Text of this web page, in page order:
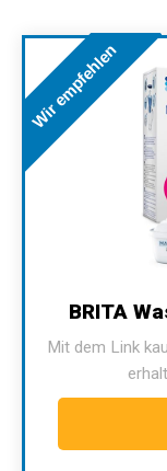
Wir empfehlen
BRITA
Mit dem Link